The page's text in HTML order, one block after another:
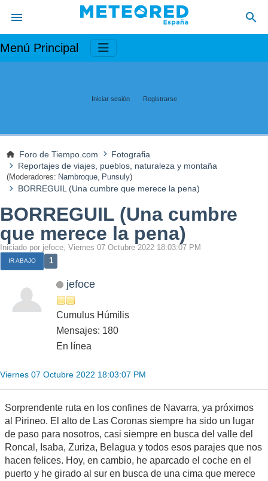
Menú Principal
Iniciar sesión Registrarse
Foro de Tiempo.com
Fotografia
Reportajes de viajes, pueblos, naturaleza y montaña
(Moderadores: Nambroque, Punsuly)
BORREGUIL (Una cumbre que merece la pena)
BORREGUIL (Una cumbre
que merece la pena)
Iniciado por jefoce, Viernes 07 Octubre 2022 18:03:07 PM
IR ABAJO 1
jefoce
Cumulus Húmilis
Mensajes: 180
En línea
Viernes 07 Octubre 2022 18:03:07 PM
Sorprendente ruta en los confines de Navarra, ya próximos
al Pirineo. El alto de Las Coronas siempre ha sido un lugar
de paso para nosotros, casi siempre en busca del valle del
Roncal, Isaba, Zuriza, Belagua y todos esos parajes que nos
hacen felices. Hoy, en cambio, he aparcado el coche en el
puerto y he girado al sur en busca de una cima que merece